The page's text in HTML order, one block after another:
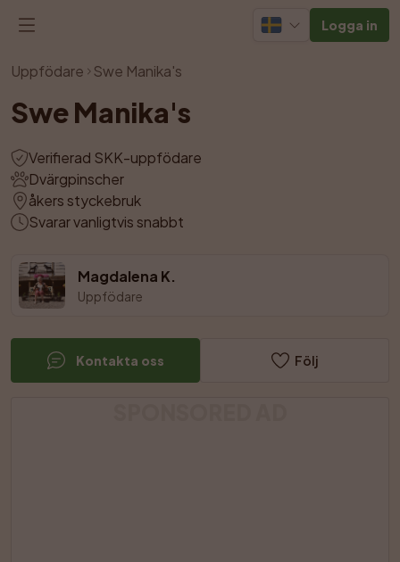
Logga in
Uppfödare Swe Manika's
Swe Manika's
Verifierad SKK-uppfödare
Dvärgpinscher
åkers styckebruk
Svarar vanligtvis snabbt
Magdalena K.
Uppfödare
Kontakta oss Följ
Visa alla bilder